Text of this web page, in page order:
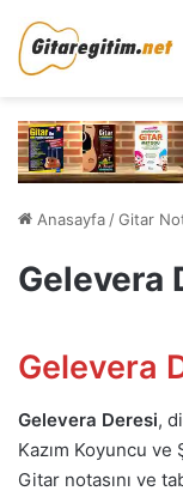
Anasayfa /Gitar
Gelevera
Gelevera
Gelevera Deresi,
Kazım Koyuncu ve
Gitar notasını ve